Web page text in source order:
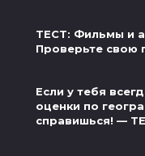
ТЕСТ: Фильмы и
Проверьте свою
Если у тебя
оценки по
справишься! —